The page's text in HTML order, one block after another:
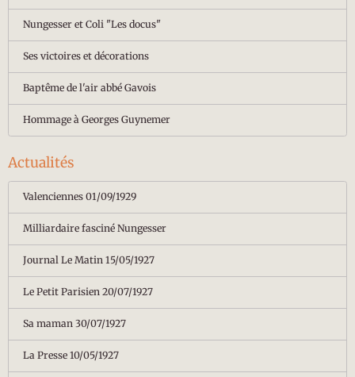
Nungesser et Coli "Les docus"
Ses victoires et décorations
Baptême de l'air abbé Gavois
Hommage à Georges Guynemer
Actualités
Valenciennes 01/09/1929
Milliardaire fasciné Nungesser
Journal Le Matin 15/05/1927
Le Petit Parisien 20/07/1927
Sa maman 30/07/1927
La Presse 10/05/1927